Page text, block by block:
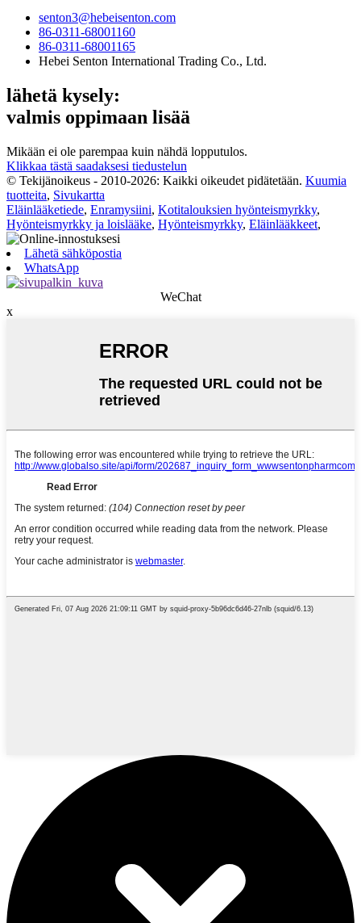
senton3@hebeisenton.com
86-0311-68001160
86-0311-68001165
Hebei Senton International Trading Co., Ltd.
lähetä kysely:
valmis oppimaan lisää
Mikään ei ole parempaa kuin nähdä lopputulos.
Klikkaa tästä saadaksesi tiedustelun
© Tekijänoikeus - 2010-2026: Kaikki oikeudet pidätetään. Kuumia
tuotteita, Sivukartta
Eläinlääketiede, Enramysiini, Kotitalouksien hyönteismyrkky,
Hyönteismyrkky ja loislääke, Hyönteismyrkky, Eläinlääkkeet,
Lähetä sähköpostia
WhatsApp
WeChat
x